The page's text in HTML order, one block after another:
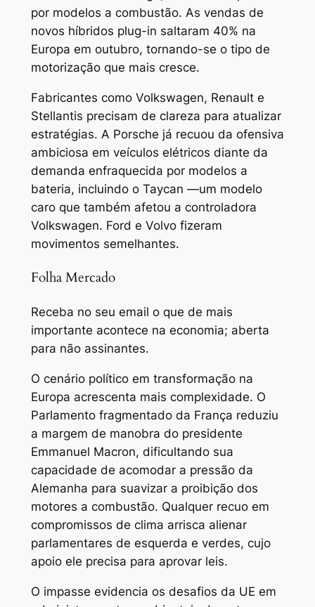
por modelos a combustão. As vendas de
novos híbridos plug-in saltaram 40% na
Europa em outubro, tornando-se o tipo de
motorização que mais cresce.
Fabricantes como Volkswagen, Renault e
Stellantis precisam de clareza para atualizar
estratégias. A Porsche já recuou da ofensiva
ambiciosa em veículos elétricos diante da
demanda enfraquecida por modelos a
bateria, incluindo o Taycan —um modelo
caro que também afetou a controladora
Volkswagen. Ford e Volvo fizeram
movimentos semelhantes.
Folha Mercado
Receba no seu email o que de mais
importante acontece na economia; aberta
para não assinantes.
O cenário político em transformação na
Europa acrescenta mais complexidade. O
Parlamento fragmentado da França reduziu
a margem de manobra do presidente
Emmanuel Macron, dificultando sua
capacidade de acomodar a pressão da
Alemanha para suavizar a proibição dos
motores a combustão. Qualquer recuo em
compromissos de clima arrisca alienar
parlamentares de esquerda e verdes, cujo
apoio ele precisa para aprovar leis.
O impasse evidencia os desafios da UE em